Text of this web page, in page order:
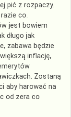
pić z rozpaczy.
co.
jest bowiem
długo jak
zabawa będzie
inflację,
Zostaną
aby harować na
od zera co